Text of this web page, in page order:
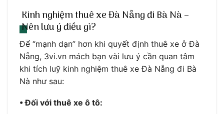
Kinh nghiệm thuê xe Đà Nẵng đi Bà Nà –
Nên lưu ý điều gì?
Để “mạnh dạn” hơn khi quyết định thuê xe ở Đà
Nẵng, 3vi.vn mách bạn vài lưu ý cần quan tâm
khi tích luỹ kinh nghiệm thuê xe Đà Nẵng đi Bà
Nà như sau:
• Đối với thuê xe ô tô: